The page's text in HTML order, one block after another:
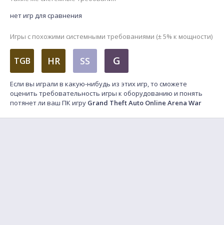
нет игр для сравнения
Игры с похожими системными требованиями (± 5% к мощности)
TGB HR SS G
Если вы играли в какую-нибудь из этих игр, то сможете
оценить требовательность игры к оборудованию и понять
потянет ли ваш ПК игру Grand Theft Auto Online Arena War